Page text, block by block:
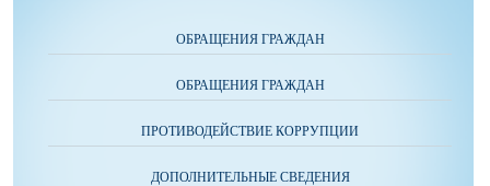
ОБРАЩЕНИЯ ГРАЖДАН
ОБРАЩЕНИЯ ГРАЖДАН
ПРОТИВОДЕЙСТВИЕ КОРРУПЦИИ
ДОПОЛНИТЕЛЬНЫЕ СВЕДЕНИЯ